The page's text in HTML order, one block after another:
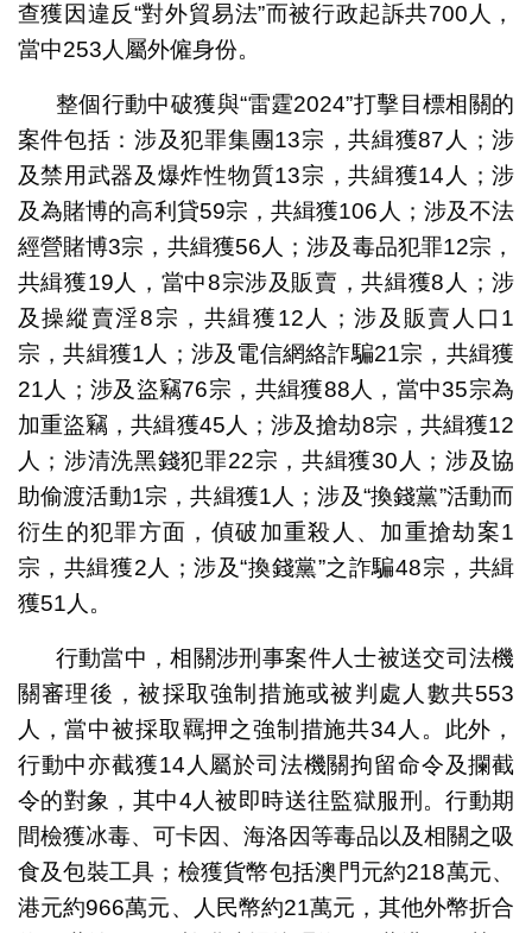
查獲因違反“對外貿易法”而被行政起訴共700人，
當中253人屬外僱身份。
整個行動中破獲與“雷霆2024”打擊目標相關的
案件包括：涉及犯罪集團13宗，共緝獲87人；涉
及禁用武器及爆炸性物質13宗，共緝獲14人；涉
及為賭博的高利貸59宗，共緝獲106人；涉及不法
經營賭博3宗，共緝獲56人；涉及毒品犯罪12宗，
共緝獲19人，當中8宗涉及販賣，共緝獲8人；涉
及操縱賣淫8宗，共緝獲12人；涉及販賣人口1
宗，共緝獲1人；涉及電信網絡詐騙21宗，共緝獲
21人；涉及盜竊76宗，共緝獲88人，當中35宗為
加重盜竊，共緝獲45人；涉及搶劫8宗，共緝獲12
人；涉清洗黑錢犯罪22宗，共緝獲30人；涉及協
助偷渡活動1宗，共緝獲1人；涉及“換錢黨”活動而
衍生的犯罪方面，偵破加重殺人、加重搶劫案1
宗，共緝獲2人；涉及“換錢黨”之詐騙48宗，共緝
獲51人。
行動當中，相關涉刑事案件人士被送交司法機
關審理後，被採取強制措施或被判處人數共553
人，當中被採取羈押之強制措施共34人。此外，
行動中亦截獲14人屬於司法機關拘留命令及攔截
令的對象，其中4人被即時送往監獄服刑。行動期
間檢獲冰毒、可卡因、海洛因等毒品以及相關之吸
食及包裝工具；檢獲貨幣包括澳門元約218萬元、
港元約966萬元、人民幣約21萬元，其他外幣折合